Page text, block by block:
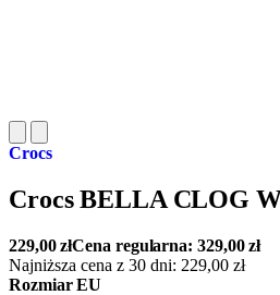
Crocs
Crocs BELLA CLOG
229,00złCena regularna:329,00zł
Najniższa cena z 30 dni: 229,00 zł
Rozmiar EU